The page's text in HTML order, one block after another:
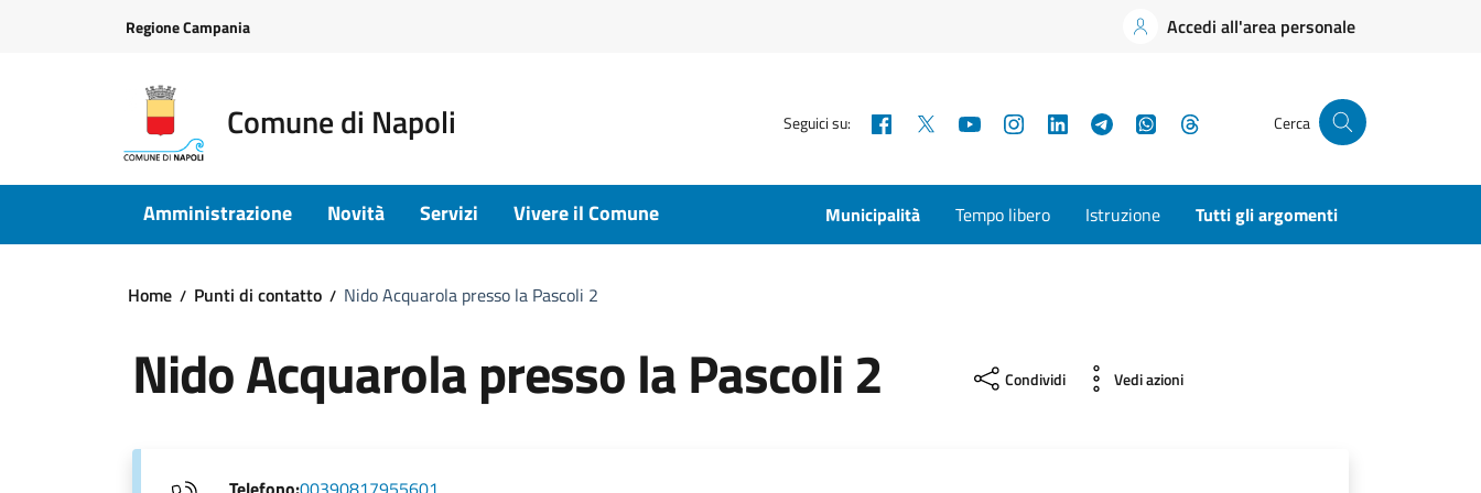
Regione Campania Accedi all'area personale
Comune di Napoli Seguici su: Facebook YouTubeInstagramLinkedInTelegramWhatsApp Cerca
Amministrazione Novità Servizi Vivere il Comune Municipalità Tempo libero Istruzione Tutti gli argomenti
Home Punti di contatto Nido Acquarola presso la Pascoli 2
Nido Acquarola presso la Pascoli 2 Condividi Vedi azioni